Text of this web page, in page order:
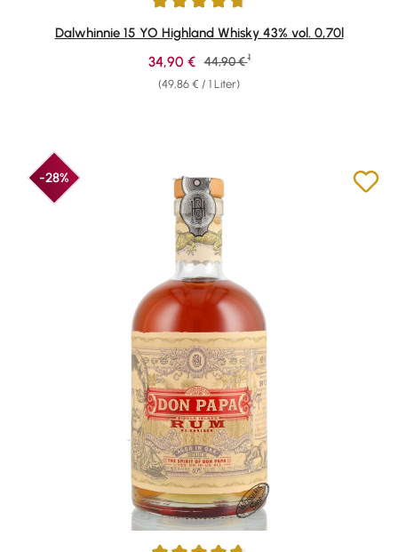
Durchschnittliche Bewertung von 4.82 von 5 Sternen
Dalwhinnie 15 YO Highland Whisky 43% vol. 0,70l
(49,86 € / 1 Liter)
Verkaufspreis:
34,90 € Regulärer Preis:
44,90 € 1
-28%